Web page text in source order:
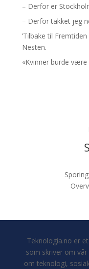
– Derfor er
– Derfor takket jeg
’Tilbake til
Nesten.
«Kvinner burde
Teknologia.no er
som skriver om vår
om teknologi,